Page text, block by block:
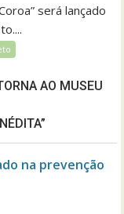
será lançado
AO MUSEU
na prevenção